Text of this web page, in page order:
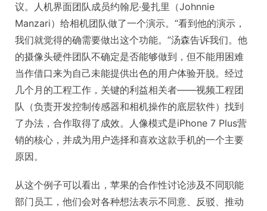
议。人机界面团队成员约翰尼·曼扎里（Johnnie
Manzari）给相机团队做了一个演示。“看到他的演示，
我们就觉得的确需要做出这个功能。”汤森告诉我们。他
的摄像头硬件团队不确定是否能够做到，但不能用困难
当作借口来为自己未能提供出色的用户体验开脱。经过
几个月的工程工作，关键的利益相关者——视频工程团
队（负责开发控制传感器和相机操作的底层软件）找到
了办法，合作取得了成效。人像模式是iPhone 7 Plus营
销的核心，并成为用户选择和喜欢这款手机的一个主要
原因。
从这个例子可以看出，苹果的合作性讨论涉及不同职能
部门员工，他们会对各种想法表示不同意、反驳、推动